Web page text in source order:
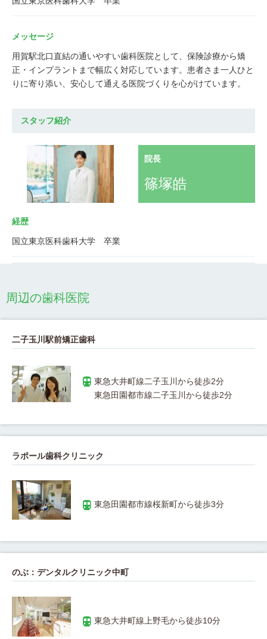
メッセージ
用賀駅北口直結の通いやすい歯科医院として、保険診療から矯
正・インプラントまで幅広く対応しています。患者さま一人ひと
りに寄り添い、安心して通える医院づくりを心がけています。
スタッフ紹介
院長
篠塚皓
経歴
国立東京医科歯科大学 卒業
周辺の歯科医院
二子玉川駅前矯正歯科
ラポール歯科クリニック
のぶ：デンタルクリニック中町